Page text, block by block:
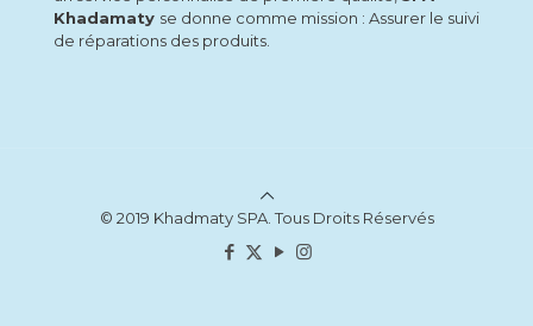
Khadamaty se donne comme mission : Assurer le suivi
de réparations des produits.
© 2019 Khadmaty SPA. Tous Droits Réservés